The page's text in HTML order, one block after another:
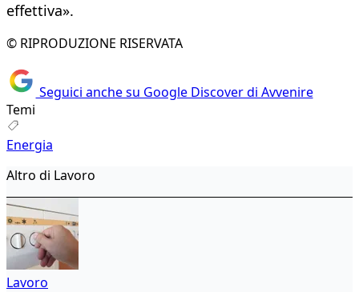
effettiva».
© RIPRODUZIONE RISERVATA
Seguici anche su Google Discover di Avvenire
Temi
Energia
Altro di Lavoro
Lavoro